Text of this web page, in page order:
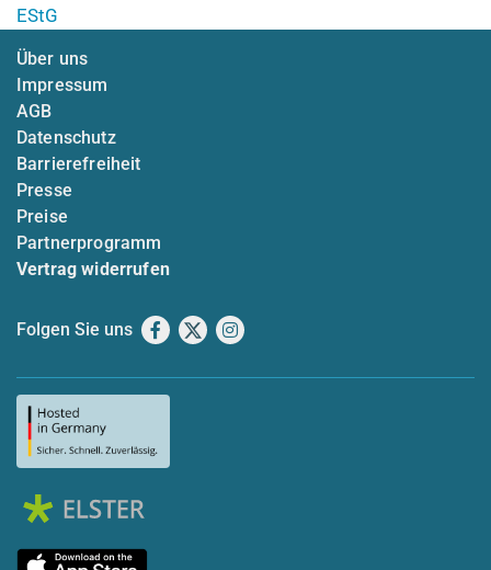
EStG
Über uns
Impressum
AGB
Datenschutz
Barrierefreiheit
Presse
Preise
Partnerprogramm
Vertrag widerrufen
Folgen Sie uns Facebook
X Instagram